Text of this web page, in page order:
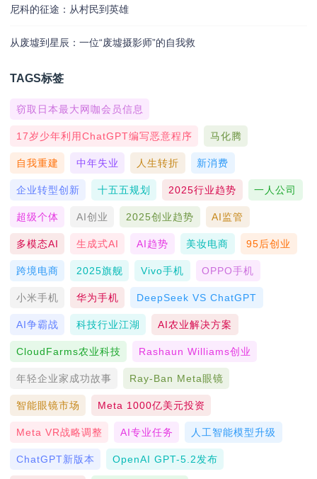
尼科的征途：从村民到英雄
从废墟到星辰：一位“废墟摄影师”的自我救
TAGS标签
窃取日本最大网咖会员信息
17岁少年利用ChatGPT编写恶意程序 马化腾
自我重建 中年失业 人生转折 新消费
企业转型创新 十五五规划 2025行业趋势 一人公司
超级个体 AI创业 2025创业趋势 AI监管
多模态AI 生成式AI AI趋势 美妆电商 95后创业
跨境电商 2025旗舰 Vivo手机 OPPO手机
小米手机 华为手机 DeepSeek VS ChatGPT
AI争霸战 科技行业江湖 AI农业解决方案
CloudFarms农业科技 Rashaun Williams创业
年轻企业家成功故事 Ray-Ban Meta眼镜
智能眼镜市场 Meta 1000亿美元投资
Meta VR战略调整 AI专业任务 人工智能模型升级
ChatGPT新版本 OpenAI GPT-5.2发布